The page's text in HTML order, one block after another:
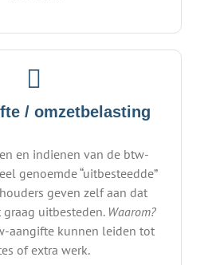
/ omzetbelasting
en indienen van de btw-
genoemde “uitbesteedde”
geven zelf aan dat
uitbesteden. Waarom?
aangifte kunnen leiden tot
of extra werk.